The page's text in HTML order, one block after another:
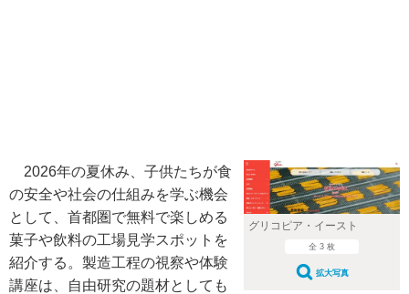
グリコピア・イースト
全 3 枚
拡大写真
2026年の夏休み、子供たちが食
の安全や社会の仕組みを学ぶ機会
として、首都圏で無料で楽しめる
菓子や飲料の工場見学スポットを
紹介する。製造工程の視察や体験
講座は、自由研究の題材としても